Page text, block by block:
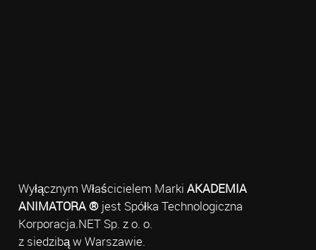
Wyłącznym Właścicielem Marki AKADEMIA
ANIMATORA ®jest Spółka Technologiczna
Korporacja.NET Sp. z o. o.
z siedzibą w Warszawie.